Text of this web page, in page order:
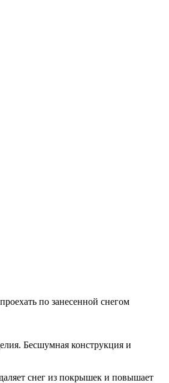
по занесенной снегом
Бесшумная конструкция и
снег из покрышек и повышает